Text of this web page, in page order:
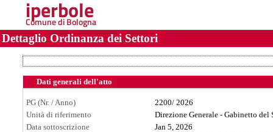
iperbole
Comune di Bologna
Dettaglio Ordinanza dei Settori
Dati generali dell'atto
PG (Nr. / Anno) 2200/ 2026
Unità di riferimento
Direzione Generale - Gabinetto del
Data sottoscrizione
Jan 5, 2026